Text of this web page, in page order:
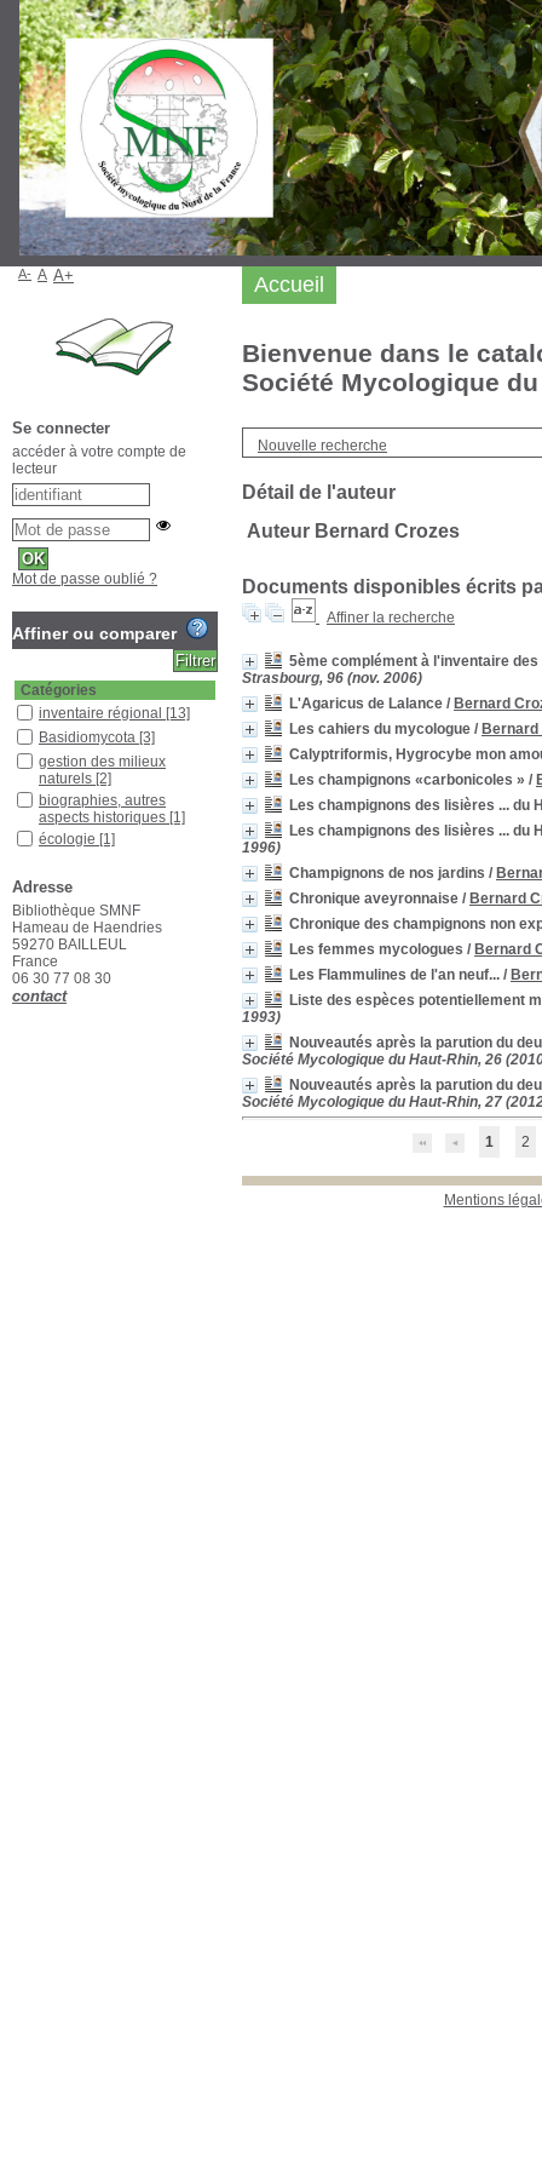
Bienvenue dans le
Société Mycologique
Nouvelle recherche
Détail de l'auteur
Auteur Bernard Crozes
Documents disponibles écrits
Affiner la recherche
5ème complément à l'inventaire
Strasbourg, 96 (nov. 2006)
L'Agaricus de Lalance / Bernard
Les cahiers du mycologue /
Calyptriformis, Hygrocybe mon
Les champignons «carbonicoles » /
Les champignons des lisières ... du
Les champignons des lisières ... du
1996)
Champignons de nos jardins /
Chronique aveyronnaise / Bernard
Chronique des champignons non
Les femmes mycologues / Bernard
Les Flammulines de l'an neuf... /
Liste des espèces potentiellement
1993)
Nouveautés après la parution du
Société Mycologique du Haut-Rhin, 26
Nouveautés après la parution du
Société Mycologique du Haut-Rhin, 27
1 2
Mentions
Accueil
A- A A+
Se connecter
accéder à votre compte de
lecteur
Mot de passe oublié ?
Affiner ou comparer
Catégories
inventaire régional [13]
Basidiomycota [3]
gestion des milieux
naturels [2]
biographies, autres
aspects historiques [1]
écologie [1]
Localisation
Bibliothèque SMNF
Section
Revues françaises
(étagère D)
Adresse
Bibliothèque SMNF
Hameau de Haendries
59270 BAILLEUL
France
06 30 77 08 30
contact